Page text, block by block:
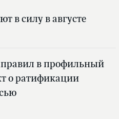
в силу в августе
в профильный
о ратификации